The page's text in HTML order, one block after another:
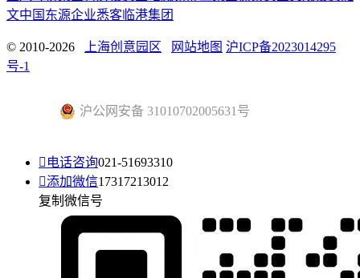
文中国 东源企业悉客 临港集团
© 2010-2026 上海创意园区 网站地图 沪ICP备2023014295
号-1
沪公网安备 31010702005631号
 电话咨询021-51693310
添加微信17317213012
复制微信号